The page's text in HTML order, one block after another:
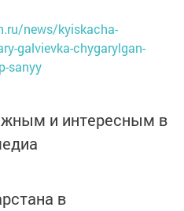
news/kyiskacha-
galvievka-chygarylgan-
sanyy
и интересным в
в